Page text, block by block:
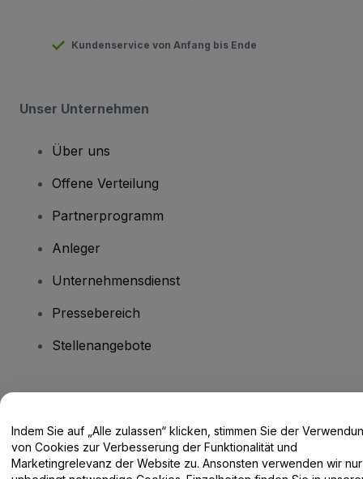
Kundenservice von Anfang bis Ende
Unser Unternehmen
Über uns
Offene Verteilung
Partnerprogramm
Anleger
Unternehmensdienst
Pressebereich
Stellenangebote
Hilfe-Center / Kontakt
Indem Sie auf „Alle zulassen“ klicken, stimmen Sie der
von Cookies zur Verbesserung der Funktionalität und
Marketingrelevanz der Website zu. Ansonsten verwenden wir nur